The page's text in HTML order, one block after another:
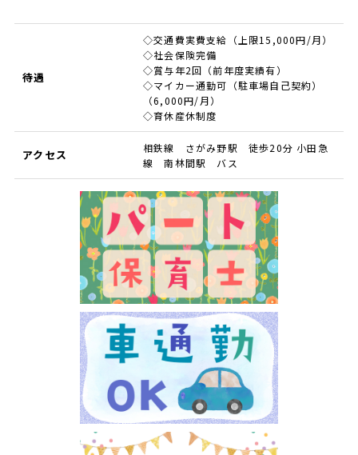
待遇
◇交通費実費支給（上限15,000円/月）
◇社会保険完備
◇賞与年2回（前年度実績有）
◇マイカー通勤可（駐車場自己契約）
（6,000円/月）
◇育休産休制度
アクセス
相鉄線 さがみ野駅 徒歩20分 小田急
線 南林間駅 バス